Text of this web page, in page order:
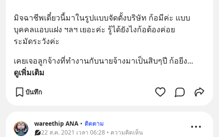
มิจฉาชีพเดี๋ยวนี้มาในรูปแบบจัดตั้งบริษัท ก้อมีค่ะ แบบ
บุคคลแอบแฝง ฯลฯ เยอะค่ะ รู้ได้ยังไงก้อต้องค่อย
ระมัดระวังค่ะ
เคยเจอลูกจ้างที่ทำงานกับนายจ้างมาเป็นสิบๆปี ก้อยีง...
ดูเพิ่มเติม
บันทึก
wareethip ANA • ติดตาม
22 ส.ค. 2021 เวลา 06:28 • ความคิดเห็น